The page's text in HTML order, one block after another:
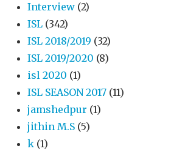
Interview (2)
ISL (342)
ISL 2018/2019 (32)
ISL 2019/2020 (8)
isl 2020 (1)
ISL SEASON 2017 (11)
jamshedpur (1)
jithin M.S (5)
k (1)